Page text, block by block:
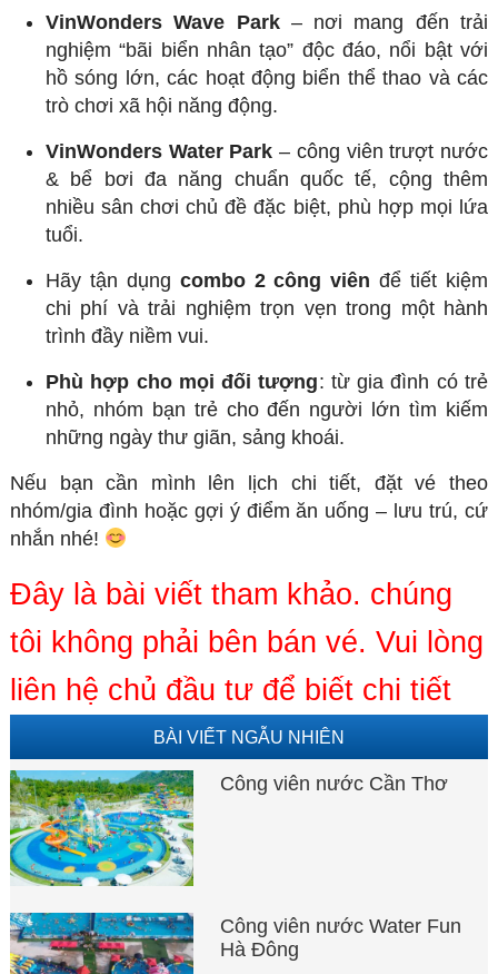
VinWonders Wave Park– nơi mang đến trải
nghiệm “bãi biển nhân tạo” độc đáo, nổi bật với
hồ sóng lớn, các hoạt động biển thể thao và các
trò chơi xã hội năng động.
VinWonders Water Park – công viên trượt nước
& bể bơi đa năng chuẩn quốc tế, cộng thêm
nhiều sân chơi chủ đề đặc biệt, phù hợp mọi lứa
tuổi.
Hãy tận dụng combo 2 công viên để tiết kiệm
chi phí và trải nghiệm trọn vẹn trong một hành
trình đầy niềm vui.
Phù hợp cho mọi đối tượng: từ gia đình có trẻ
nhỏ, nhóm bạn trẻ cho đến người lớn tìm kiếm
những ngày thư giãn, sảng khoái.
Nếu bạn cần mình lên lịch chi tiết, đặt vé theo
nhóm/gia đình hoặc gợi ý điểm ăn uống – lưu trú, cứ
nhắn nhé!
Đây là bài viết tham khảo. chúng
tôi không phải bên bán vé. Vui lòng
liên hệ chủ đầu tư để biết chi tiết
BÀI VIẾT NGẪU NHIÊN
Công viên nước Cần Thơ
Công viên nước Water Fun
Hà Đông